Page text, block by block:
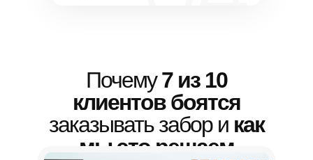
Почему7 из 10
клиентов боятся
заказывать забор и как
мы это решаем